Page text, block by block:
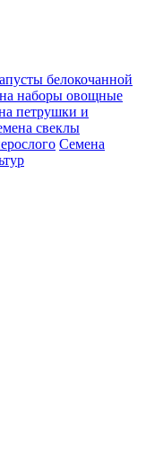
белокочанной
наборы овощные
петрушки и
свеклы
Семена